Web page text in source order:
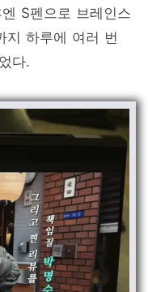
S펜으로 브레인스
지 하루에 여러 번
다.